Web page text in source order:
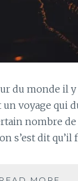
du monde il y
un voyage qui
nombre de
s’est dit